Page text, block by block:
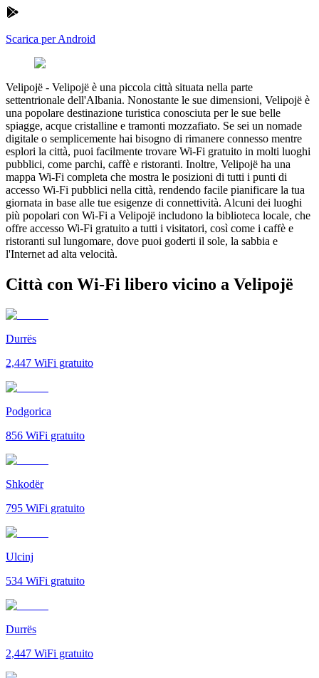
Scarica per Android
Velipojë - Velipojë è una piccola città situata nella parte
settentrionale dell'Albania. Nonostante le sue dimensioni, Velipojë è
una popolare destinazione turistica conosciuta per le sue belle
spiagge, acque cristalline e tramonti mozzafiato. Se sei un nomade
digitale o semplicemente hai bisogno di rimanere connesso mentre
esplori la città, puoi facilmente trovare Wi-Fi gratuito in molti luoghi
pubblici, come parchi, caffè e ristoranti. Inoltre, Velipojë ha una
mappa Wi-Fi completa che mostra le posizioni di tutti i punti di
accesso Wi-Fi pubblici nella città, rendendo facile pianificare la tua
giornata in base alle tue esigenze di connettività. Alcuni dei luoghi
più popolari con Wi-Fi a Velipojë includono la biblioteca locale, che
offre accesso Wi-Fi gratuito a tutti i visitatori, così come i caffè e
ristoranti sul lungomare, dove puoi goderti il sole, la sabbia e
l'Internet ad alta velocità.
Città con Wi-Fi libero vicino a Velipojë
Durrës
2,447 WiFi gratuito
Podgorica
856 WiFi gratuito
Shkodër
795 WiFi gratuito
Ulcinj
534 WiFi gratuito
Durrës
2,447 WiFi gratuito